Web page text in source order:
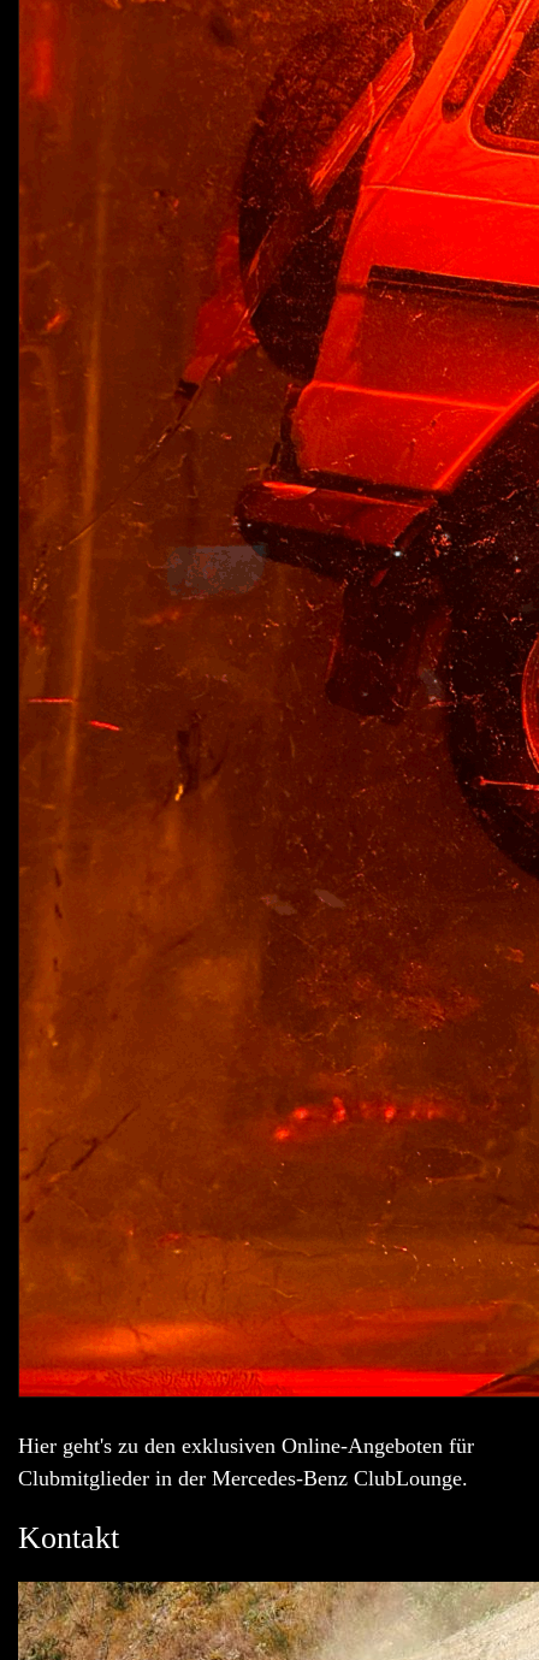
Hier geht's zu den exklusiven Online-Angeboten für
Clubmitglieder in der Mercedes-Benz ClubLounge.
Kontakt